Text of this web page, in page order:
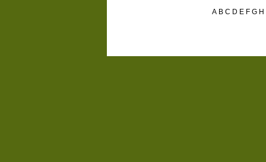
A B C D E F G H